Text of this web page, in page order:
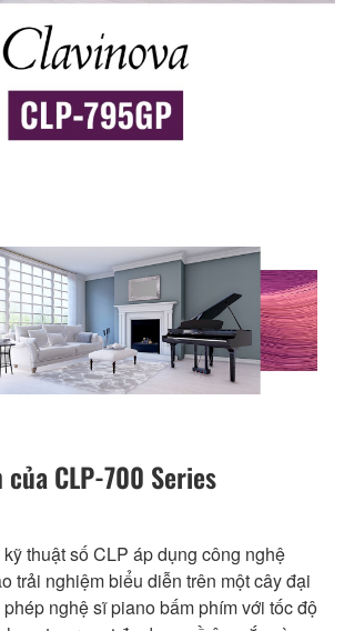
của CLP-700 Series
thuật số CLP áp dụng công nghệ
trải nghiệm biểu diễn trên một cây đại
nghệ sĩ piano bấm phím với tốc độ